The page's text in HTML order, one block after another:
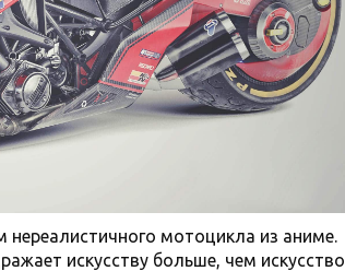
мотоцикла из аниме.
искусству больше, чем искусство